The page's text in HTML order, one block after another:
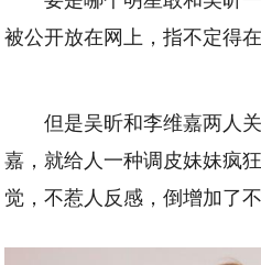
被公开放在网上，指不定得
但是吴昕和李维嘉两人
嘉，就给人一种调皮妹妹疯
觉，不惹人反感，倒增加了